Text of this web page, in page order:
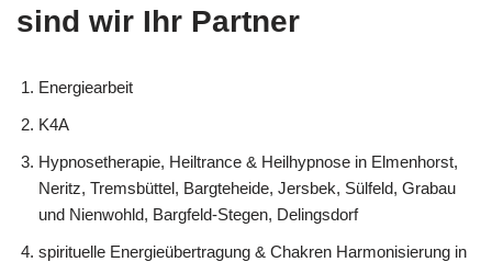
sind wir Ihr Partner
Energiearbeit
K4A
Hypnosetherapie, Heiltrance & Heilhypnose in Elmenhorst,
Neritz, Tremsbüttel, Bargteheide, Jersbek, Sülfeld, Grabau
und Nienwohld, Bargfeld-Stegen, Delingsdorf
spirituelle Energieübertragung & Chakren Harmonisierung in